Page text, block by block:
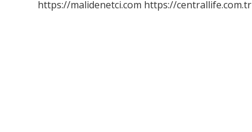
https://malidenetci.com https://centrallife.com.tr